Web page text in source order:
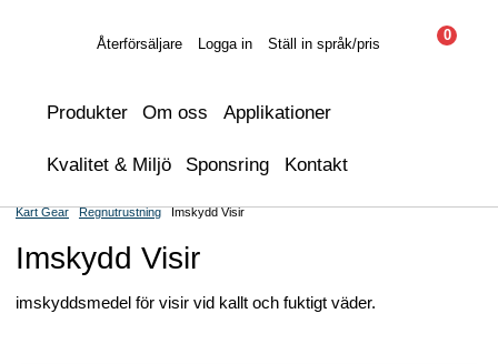
0
Ställ in språk/pris
Logga in
Återförsäljare
Produkter Om oss Applikationer
Kvalitet & Miljö Sponsring Kontakt
Kart Gear Regnutrustning Imskydd Visir
Imskydd Visir
imskyddsmedel för visir vid kallt och fuktigt väder.